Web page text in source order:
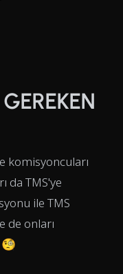
komisyoncuları
da TMS'ye
ile TMS
de onları
🧐